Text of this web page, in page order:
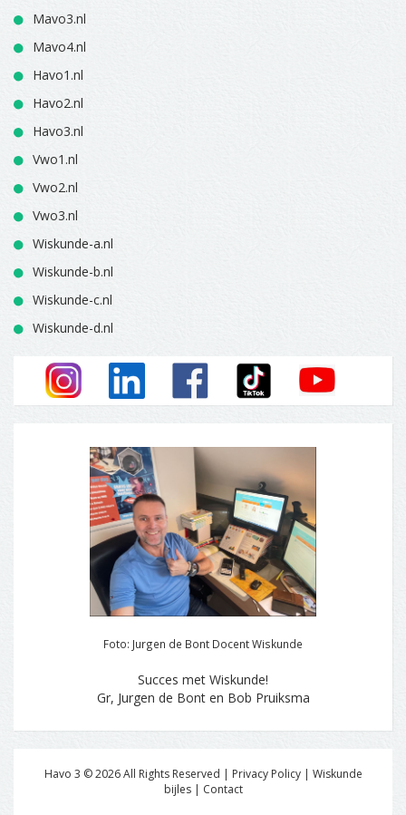
Mavo3.nl
Mavo4.nl
Havo1.nl
Havo2.nl
Havo3.nl
Vwo1.nl
Vwo2.nl
Vwo3.nl
Wiskunde-a.nl
Wiskunde-b.nl
Wiskunde-c.nl
Wiskunde-d.nl
Foto: Jurgen de Bont Docent Wiskunde
Succes met Wiskunde!
Gr, Jurgen de Bont en Bob Pruiksma
Havo 3 ©2026All Rights Reserved | Privacy Policy | Wiskunde
bijles| Contact